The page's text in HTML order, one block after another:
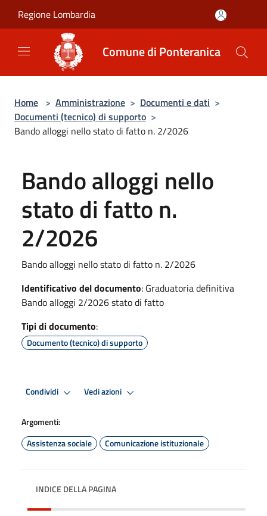
Regione Lombardia
Comune di Ponteranica
Home > Amministrazione > Documenti e dati >
Documenti (tecnico) di supporto >
Bando alloggi nello stato di fatto n. 2/2026
Bando alloggi nello
stato di fatto n.
2/2026
Bando alloggi nello stato di fatto n. 2/2026
Identificativo del documento: Graduatoria definitiva
Bando alloggi 2/2026 stato di fatto
Tipi di documento:
Documento (tecnico) di supporto
Condividi Vedi azioni
Argomenti:
Assistenza sociale
Comunicazione istituzionale
INDICE DELLA PAGINA